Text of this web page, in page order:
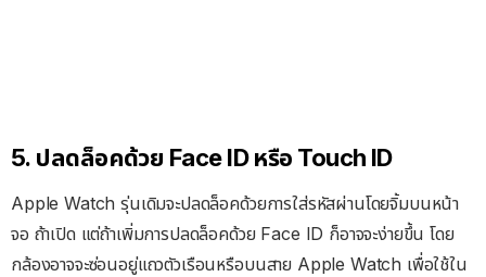
5. ปลดล็อคด้วย Face ID หรือ Touch ID
Apple Watch รุ่นเดิมจะปลดล็อคด้วยการใส่รหัสผ่านโดยจิ้มบนหน้า
จอ ถ้าเปิด แต่ถ้าเพิ่มการปลดล็อคด้วย Face ID ก็อาจจะง่ายขึ้น โดย
กล้องอาจจะซ่อนอยู่แถวตัวเรือนหรือบนสาย Apple Watch เพื่อใช้ใน